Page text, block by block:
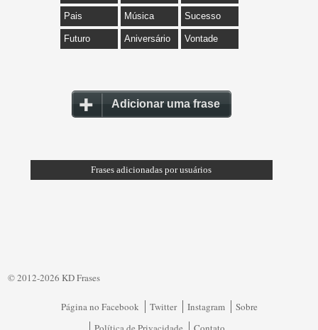
Pais Música Sucesso
Futuro Aniversário Vontade
Adicionar uma frase
Frases adicionadas por usuários
© 2012-2026 KD Frases
Página no Facebook Twitter Instagram
Sobre